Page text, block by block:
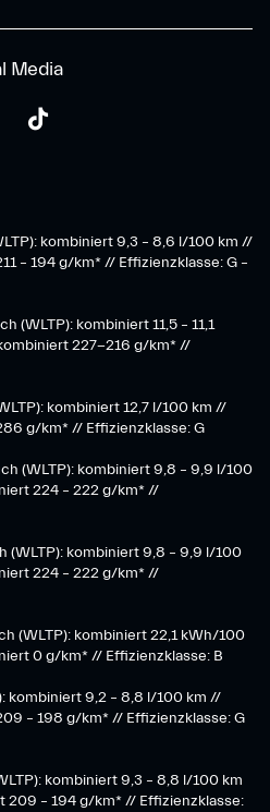
Media
kombiniert 9,3 – 8,6 l/100 km //
– 194 g/km* // Effizienzklasse: G –
(WLTP): kombiniert 11,5 – 11,1
227-216 g/km* //
kombiniert 12,7 l/100 km //
g/km* // Effizienzklasse: G
(WLTP): kombiniert 9,8 – 9,9 l/100
224 – 222 g/km* //
(WLTP): kombiniert 9,8 – 9,9 l/100
224 – 222 g/km* //
(WLTP): kombiniert 22,1 kWh/100
0 g/km* // Effizienzklasse: B
kombiniert 9,2 – 8,8 l/100 km //
– 198 g/km* // Effizienzklasse: G
kombiniert 9,3 – 8,8 l/100 km
209 – 194 g/km* // Effizienzklasse: